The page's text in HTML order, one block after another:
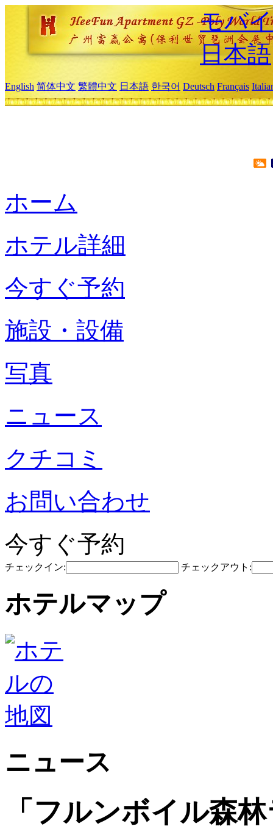
モバ
日本語
English 简体中文 繁體中文 日本語 한국어 Deutsch Français
ホーム
ホテル詳細
今すぐ予約
施設・設備
写真
ニュース
クチコミ
お問い合わせ
今すぐ予約
チェックイン: チェックアウト:
ホテルマップ
ニュース
「フルンボイル森